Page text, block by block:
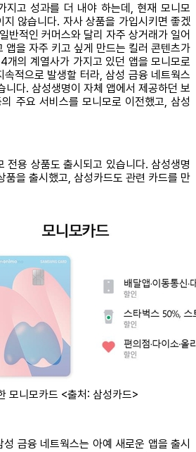
지고 성과를 더 내야 하는데, 현재 모니모
않습니다. 자사 상품을 가입시키면 좋겠
반적인 커머스와 달리 자주 상거래가 일어
앱을 자주 키고 싶게 만드는 킬러 콘텐츠가
개의 계열사가 가지고 있던 앱을 모니모로
적으로 발생할 터라, 삼성 금융 네트웍스
니다. 삼성생명이 자체 앱에서 제공하던 보
주요 서비스를 모니모로 이전했고, 삼성
전용 상품도 출시되고 있습니다. 삼성생명
품을 출시했고, 삼성카드도 관련 카드를 만
모니모카드 <출처: 삼성카드>
금융 네트웍스는 아예 새로운 앱을 출시